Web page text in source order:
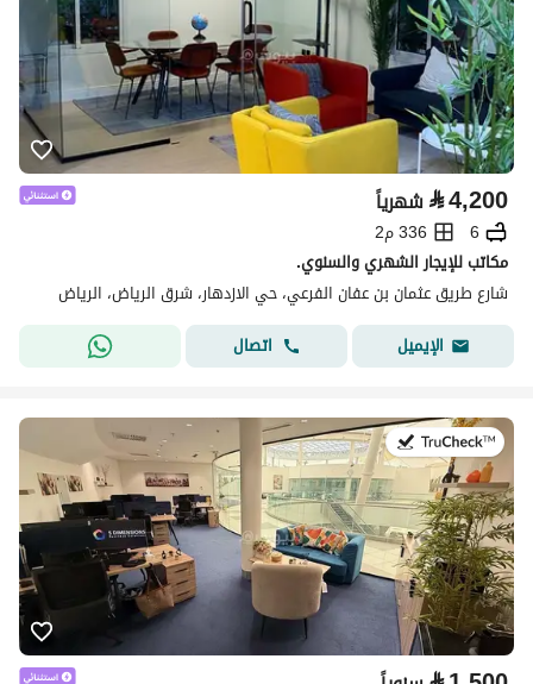
⃁4,200 شهرياً
6
336 م2
مكاتب للإيجار الشهري والسنوي.
شارع طريق عثمان بن عفان الفرعي، حي الازدهار، شرق الرياض، الرياض
الإيميل
اتصال
في:27 يوليو 2026